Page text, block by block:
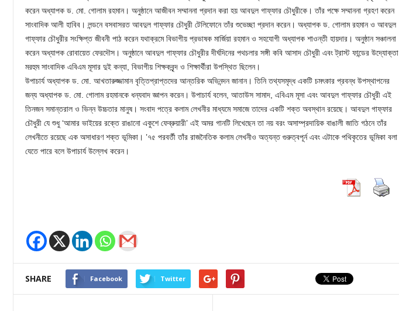
করেন অধ্যাপক ড. মো. গোলাম রহমান। অনুষ্ঠানে আজীবন সম্মাননা প্রদান করা হয় আবদুল গাফ্ফার চৌধুরীকে। তাঁর পক্ষে সম্মাননা গ্রহণ করেন
সাংবাদিক আলী হাবিব। লন্ডনে বসবাসরত আবদুল গাফ্ফার চৌধুরী টেলিফোনে তাঁর শুভেচ্ছা প্রদান করেন। অধ্যাপক ড. গোলাম রহমান ও আবদুল
গাফ্ফার চৌধুরীর সংক্ষিপ্ত জীবনী পাঠ করেন যথাক্রমে বিভাগীয় প্রভাষক মার্জিয়া রহমান ও সহযোগী অধ্যাপক শাওন্তী হায়দার। অনুষ্ঠান সঞ্চালনা
করেন অধ্যাপক রোবায়েত ফেরদৌস। অনুষ্ঠানে আবদুল গাফ্ফার চৌধুরীর দীর্ঘদিনের পথচলার সঙ্গী কবি আসাদ চৌধুরী এবং ট্রাস্ট ফান্ডের উদ্যোক্তা
মরহুম সাংবাদিক এবিএম মূসার দুই কন্যা, বিভাগীয় শিক্ষকবৃন্দ ও শিক্ষার্থীরা উপস্থিত ছিলেন।
উপাচার্য অধ্যাপক ড. মো. আখতারুজ্জামান বৃত্তিপ্রাপ্তদের আন্তরিক অভিনন্দন জানান। তিনি তথ্যসমৃদ্ধ একটি চমৎকার প্রবন্ধ উপস্থাপনের
জন্য অধ্যাপক ড. মো. গোলাম রহমানকে ধন্যবাদ জ্ঞাপন করেন। উপাচার্য বলেন, আতাউস সামাদ, এবিএম মূসা এবং আবদুল গাফ্ফার চৌধুরী এই
তিনজন সমান্তরাল ও ভিন্ন উচ্চতার মানুষ। সংবাদ পত্রে কলাম লেখনীর মাধ্যমে সমাজে তাদের একটি শক্ত অবস্থান রয়েছে। আবদুল গাফ্ফার
চৌধুরী যে শুধু ‘আমার ভাইয়ের রক্তে রাঙানো একুশে ফেব্রুয়ারী’ এই অমর গানটি লিখেছেন তা নয় বরং অসাম্প্রদায়িক বাঙালী জাতি গঠনে তাঁর
লেখনীতে রয়েছে এক অসাধারণ শক্ত ভূমিকা। ’৭৫ পরবর্তী তাঁর রাজনৈতিক কলাম লেখনীও অত্যন্ত গুরুত্বপূর্ন এবং এটাকে পথিকৃতের ভূমিকা বলা
যেতে পারে বলে উপাচার্য উল্লেখ করেন।
SHARE Facebook Twitter